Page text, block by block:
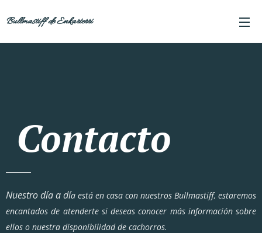
Bullmastiff de Enkarterri
Contacto
Nuestro día a día está en casa con nuestros Bullmastiff, estaremos
encantados de atenderte si deseas conocer más información sobre
ellos o nuestra disponibilidad de cachorros.